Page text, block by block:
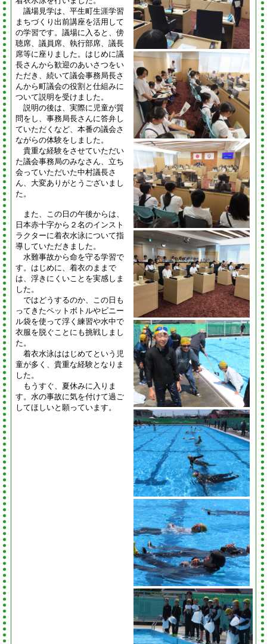
議場見学は、平生町生涯学習
まちづくり出前講座を活用して
の学習です。議場に入ると、傍
聴席、議員席、執行部席、議長
席等に座りました。はじめに議
長さんから歓迎のあいさつをい
ただき、続いて議会事務局長さ
んから町議会の役割と仕組みに
ついて説明を受けました。
説明の後は、実際に児童が質
問をし、事務局長さんに答弁し
ていただくなど、本番の議会さ
ながらの体験をしました。
貴重な経験をさせていただい
た議会事務局のみなさん、立ち
会っていただいた中村議長さ
ん、大変ありがとうございまし
た。
また、この日の午後からは、
日本赤十字から２名のインスト
ラクターに着衣水泳について指
導していただきました。
水難事故から命を守る学習で
す。はじめに、着衣のままで
は、浮きにくいことを実感しま
した。
ではどうするのか、この日も
ってきたペットボトルやビニー
ル袋を使って浮く練習や水中で
衣服を脱ぐことにも挑戦しまし
た。
着衣水泳ははじめてという児
童が多く、貴重な経験となりま
した。
もうすぐ、夏休みに入りま
す。水の事故に気を付けて過ご
してほしいと願っています。